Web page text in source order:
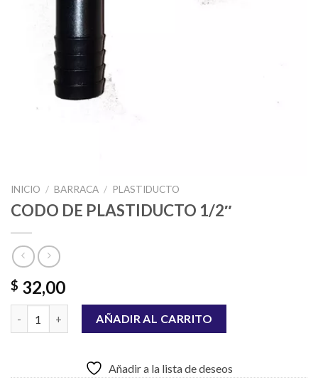
INICIO / BARRACA / PLASTIDUCTO
CODO DE PLASTIDUCTO 1/2″
$ 32,00
CODO DE PLASTIDUCTO 1/2" cantidad
AÑADIR AL CARRITO
Añadir a la lista de deseos